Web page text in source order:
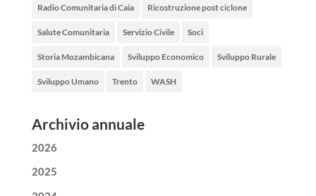
Radio Comunitaria di Caia Ricostruzione post ciclone
Salute Comunitaria Servizio Civile Soci
Storia Mozambicana Sviluppo Economico Sviluppo Rurale
Sviluppo Umano Trento WASH
Archivio annuale
2026
2025